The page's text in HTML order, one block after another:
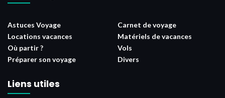
Astuces Voyage
Carnet de voyage
Locations vacances
Matériels de vacances
Où partir ?
Vols
Préparer son voyage
Divers
Liens utiles